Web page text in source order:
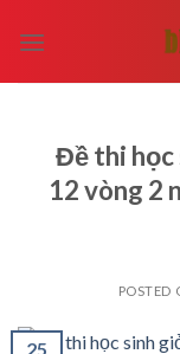
Đề thi học
12 vòng 2
POSTED
25